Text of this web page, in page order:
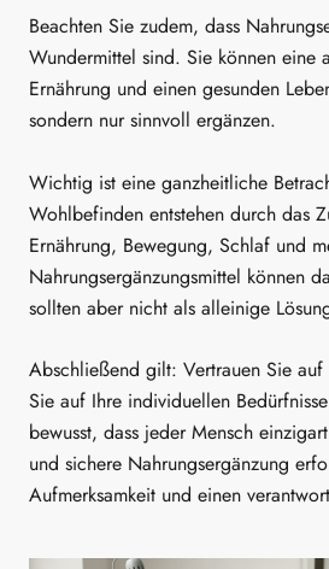
Beachten Sie zudem, dass
Wundermittel sind. Sie können eine
Ernährung und einen gesunden
sondern nur sinnvoll ergänzen.
Wichtig ist eine ganzheitliche
Wohlbefinden entstehen durch das
Ernährung, Bewegung, Schlaf und
Nahrungsergänzungsmittel können
sollten aber nicht als alleinige
Abschließend gilt: Vertrauen Sie
Sie auf Ihre individuellen
bewusst, dass jeder Mensch
und sichere Nahrungsergänzung
Aufmerksamkeit und einen